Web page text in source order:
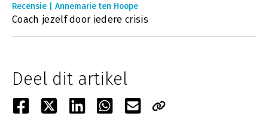
Recensie | Annemarie ten Hoope
Coach jezelf door iedere crisis
Deel dit artikel